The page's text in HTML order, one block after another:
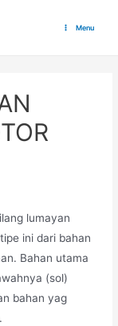
Menu
lumayan
ini dari bahan
Bahan utama
(sol)
bahan yag